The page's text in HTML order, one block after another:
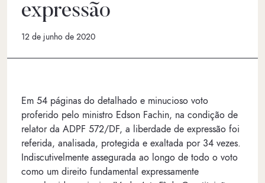
expressão
12 de junho de 2020
Em 54 páginas do detalhado e minucioso voto
proferido pelo ministro Edson Fachin, na condição de
relator da ADPF 572/DF, a liberdade de expressão foi
referida, analisada, protegida e exaltada por 34 vezes.
Indiscutivelmente assegurada ao longo de todo o voto
como um direito fundamental expressamente